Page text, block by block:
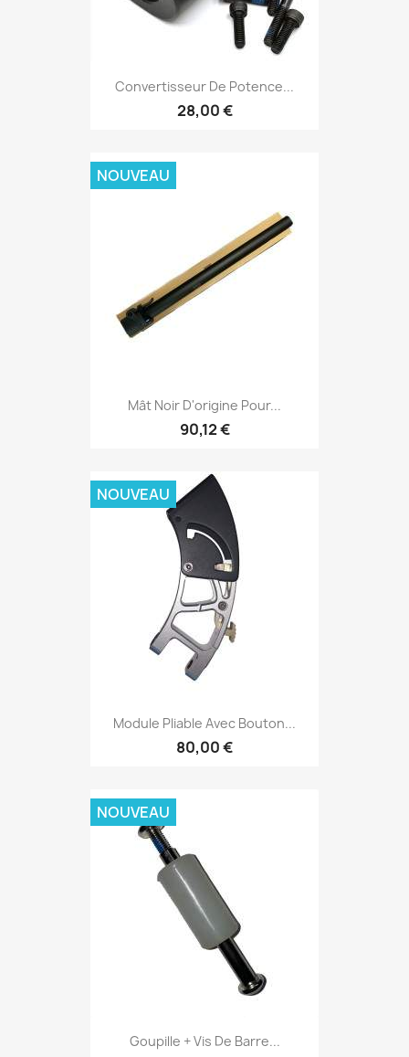
Convertisseur De Potence...
28,00 €
Mât Noir D'origine Pour...
90,12 €
NOUVEAU
Module Pliable Avec Bouton...
80,00 €
NOUVEAU
Goupille + Vis De Barre...
NOUVEAU